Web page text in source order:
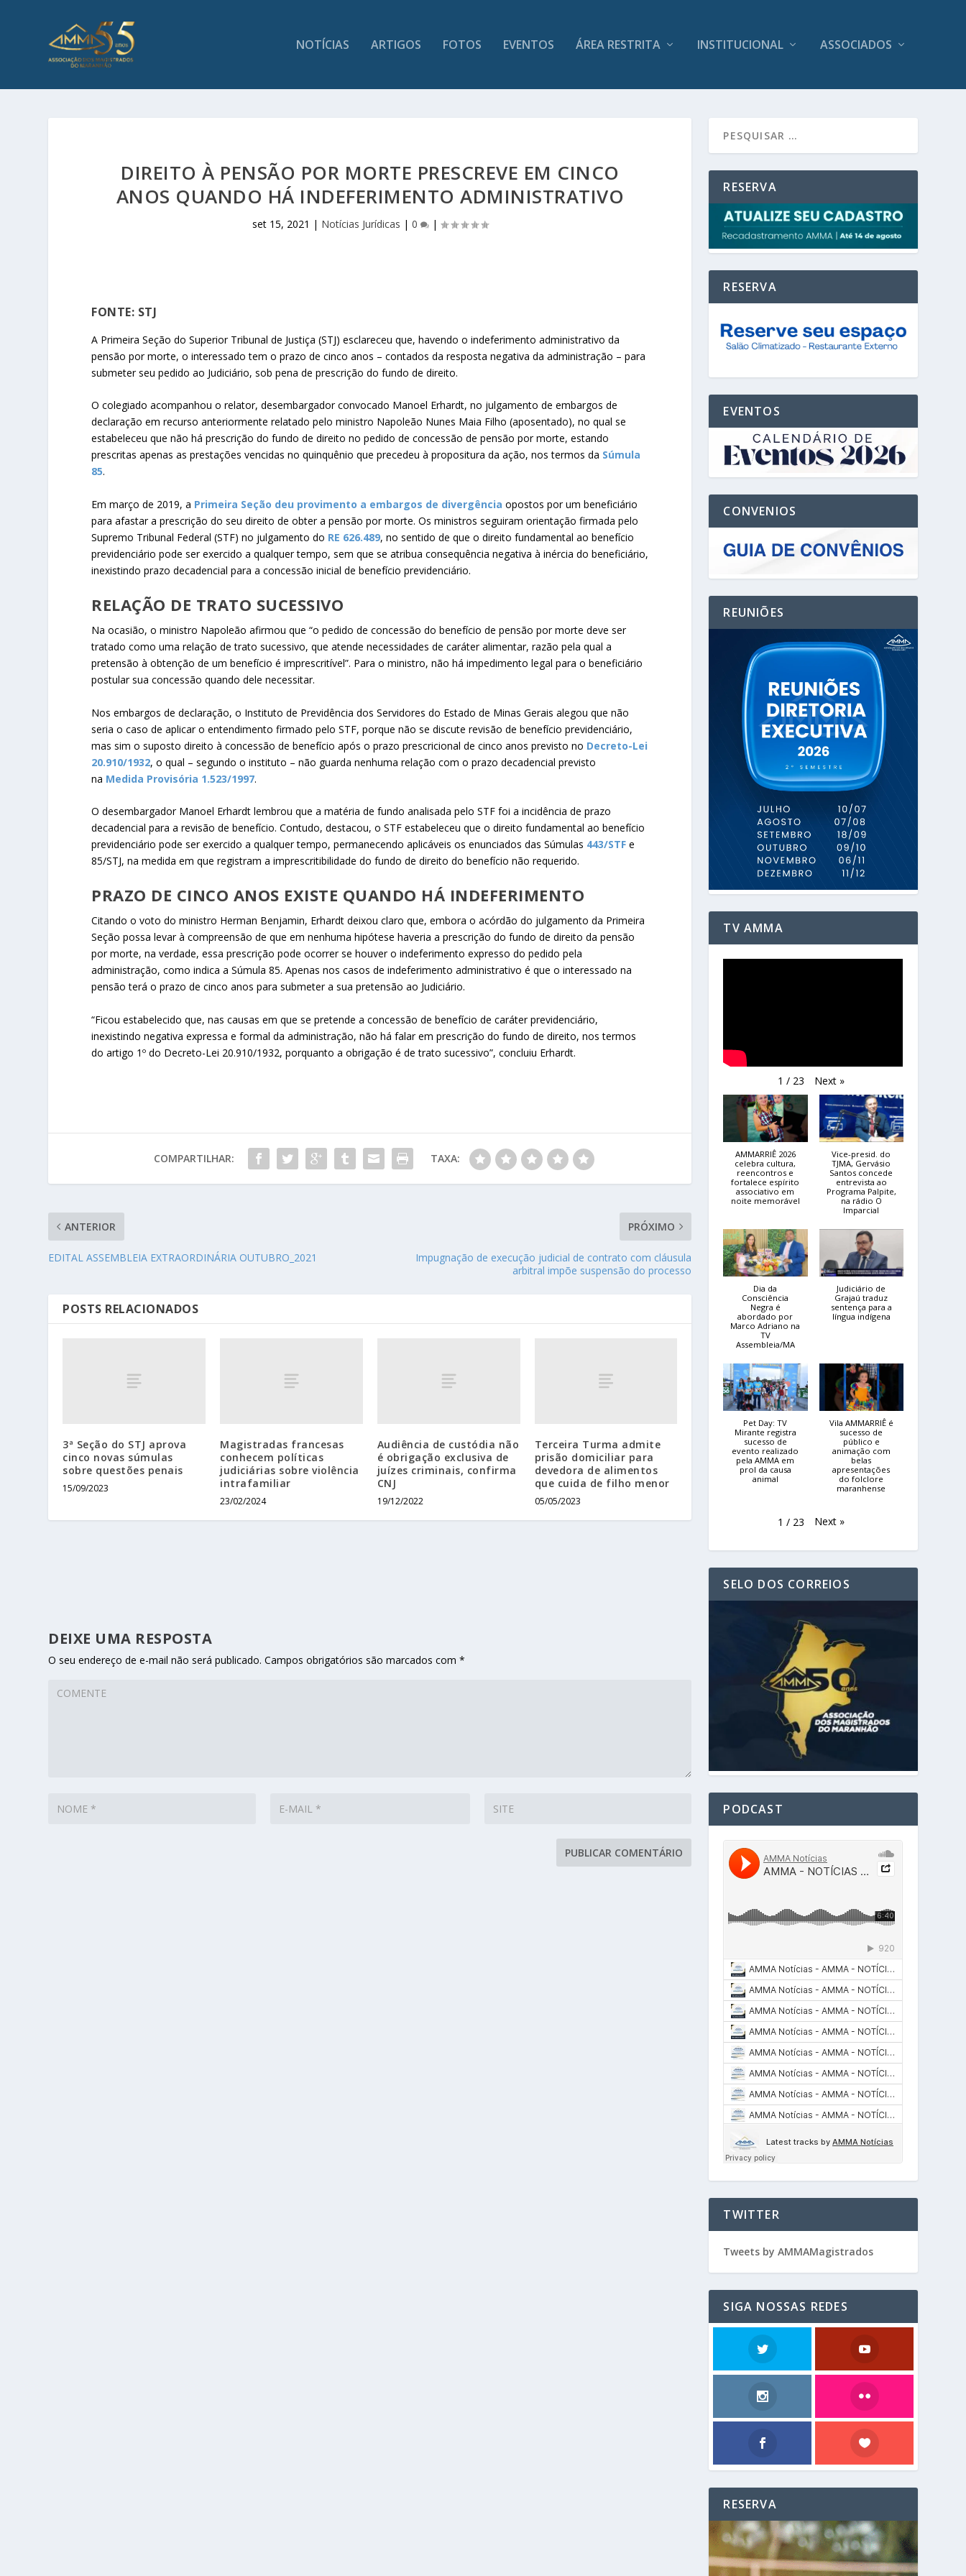
NOTÍCIAS ARTIGOS FOTOS EVENTOS ÁREA RESTRITA INSTITUCIONAL ASSOCIADOS
DIREITO À PENSÃO POR MORTE PRESCREVE EM CINCO
ANOS QUANDO HÁ INDEFERIMENTO ADMINISTRATIVO
set 15, 2021 | Notícias Jurídicas | 0 |
FONTE: STJ
​​A Primeira Seção do Superior Tribunal de Justiça (STJ) esclareceu que, havendo o indeferimento administrativo da
pensão por morte, o interessado tem o prazo de cinco anos – contados da resposta negativa da administração – para
submeter seu pedido ao Judiciário, sob pena de prescrição do fundo de direito.
O colegiado acompanhou o relator, desembargador convocado Manoel Erhardt, no julgamento de embargos de
declaração em recurso anteriormente relatado pelo ministro Napoleão Nunes Maia Filho (aposentado), no qual se
estabeleceu que não há prescrição do fundo de direito no pedido de concessão de pensão por morte, estando
prescritas apenas as prestações vencidas no quinquênio que precedeu à propositura da ação, nos termos da Súmula
85.
Em março de 2019, a Primeira Seção deu provimento a embargos de divergência opostos por um beneficiário
para afastar a prescrição do seu direito de obter a pensão por morte. Os ministros seguiram orientação firmada pelo
Supremo Tribunal Federal (STF) no julgamento do RE 626.489, no sentido de que o direito fundamental ao benefício
previdenciário pode ser exercido a qualquer tempo, sem que se atribua consequência negativa à inércia do beneficiário,
inexistindo prazo decadencial para a concessão inicial de benefício previdenciário.
RELAÇÃO DE TRATO SUCESSIVO
Na ocasião, o ministro Napoleão afirmou que “o pedido de concessão do benefício de pensão por morte deve ser
tratado como uma relação de trato sucessivo, que atende necessidades de caráter alimentar, razão pela qual a
pretensão à obtenção de um benefício é imprescritível”. Para o ministro, não há impedimento legal para o beneficiário
postular sua concessão quando dele necessitar.
Nos embargos de declaração, o Instituto de Previdência dos Servidores do Estado de Minas Gerais alegou que não
seria o caso de aplicar o entendimento firmado pelo STF, porque não se discute revisão de benefício previdenciário,
mas sim o suposto direito à concessão de benefício após o prazo prescricional de cinco anos previsto no Decreto-Lei
20.910/1932, o qual – segundo o instituto – não guarda nenhuma relação com o prazo decadencial previsto
na Medida Provisória 1.523/1997.
O desembargador Manoel Erhardt lembrou que a matéria de fundo analisada pelo STF foi a incidência de prazo
decadencial para a revisão de benefício. Contudo, destacou, o STF estabeleceu que o direito fundamental ao benefício
previdenciário pode ser exercido a qualquer tempo, permanecendo aplicáveis os enunciados das Súmulas 443/STF e
85/STJ, na medida em que registram a imprescritibilidade do fundo de direito do benefício não requerido.
PRAZO DE CINCO ANOS EXISTE QUANDO HÁ INDEFERIMENTO
Citando o voto do ministro Herman Benjamin, Erhardt deixou claro que, embora o acórdão do julgamento da Primeira
Seção possa levar à compreensão de que em nenhuma hipótese haveria a prescrição do fundo de direito da pensão
por morte, na verdade, essa prescrição pode ocorrer se houver o indeferimento expresso do pedido pela
administração, como indica a Súmula 85. Apenas nos casos de indeferimento administrativo é que o interessado na
pensão terá o prazo de cinco anos para submeter a sua pretensão ao Judiciário.
“Ficou estabelecido que, nas causas em que se pretende a concessão de benefício de caráter previdenciário,
inexistindo negativa expressa e formal da administração, não há falar em prescrição do fundo de direito, nos termos
do artigo 1º do Decreto-Lei 20.910/1932, porquanto a obrigação é de trato sucessivo”, concluiu Erhardt.
COMPARTILHAR: TAXA:
ANTERIOR
EDITAL ASSEMBLEIA EXTRAORDINÁRIA OUTUBRO_2021
PRÓXIMO
Impugnação de execução judicial de contrato com cláusula
arbitral impõe suspensão do processo
POSTS RELACIONADOS
3ª Seção do STJ aprova
cinco novas súmulas
sobre questões penais
15/09/2023
Magistradas francesas
conhecem políticas
judiciárias sobre violência
intrafamiliar
23/02/2024
Audiência de custódia não
é obrigação exclusiva de
juízes criminais, confirma
CNJ
19/12/2022
Terceira Turma admite
prisão domiciliar para
devedora de alimentos
que cuida de filho menor
05/05/2023
DEIXE UMA RESPOSTA
O seu endereço de e-mail não será publicado. Campos obrigatórios são marcados com*
RESERVA
RESERVA
EVENTOS
CONVENIOS
REUNIÕES
TV AMMA
1 / 23 Next »
AMMARRIÊ 2026
celebra cultura,
reencontros e
fortalece espírito
associativo em
noite memorável
Vice-presid. do
TJMA, Gervásio
Santos concede
entrevista ao
Programa Palpite,
na rádio O
Imparcial
Dia da
Consciência
Negra é
abordado por
Marco Adriano na
TV
Assembleia/MA
Judiciário de
Grajaú traduz
sentença para a
língua indígena
Pet Day: TV
Mirante registra
sucesso de
evento realizado
pela AMMA em
prol da causa
animal
Vila AMMARRIÊ é
sucesso de
público e
animação com
belas
apresentações
do folclore
maranhense
1 / 23 Next »
SELO DOS CORREIOS
PODCAST
TWITTER
Tweets by AMMAMagistrados
SIGA NOSSAS REDES
RESERVA